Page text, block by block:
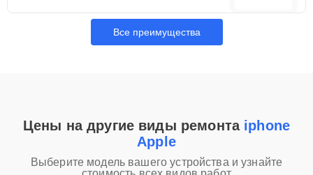
Все преимущества
Цены на другие виды ремонта iphone
Apple
Выберите модель вашего устройства и узнайте